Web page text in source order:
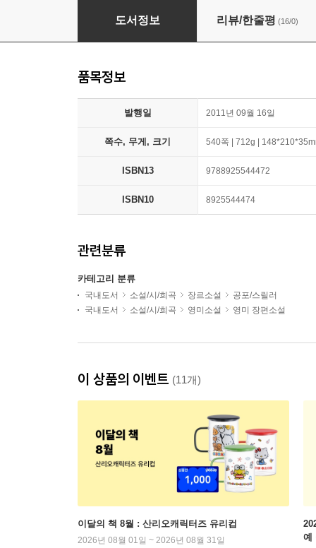
앤젤스 플라이트
도서정보 리뷰/한줄평 (16/0)
품목정보
발행일 2011년 09월 16일
쪽수, 무게, 크기 540쪽 | 712g |
ISBN13 9788925544472
ISBN10 8925544474
관련분류
카테고리 분류
국내도서 소설/시/희곡 장르소설
공포/스릴러
국내도서
소설/시/희곡 영미소설 영미 장편소설
이 상품의 이벤트 (11개)
이달의 책 8월 : 산리오캐릭터즈 유리컵
2026년 08월 01일 ~ 2026년 08월 31일
예